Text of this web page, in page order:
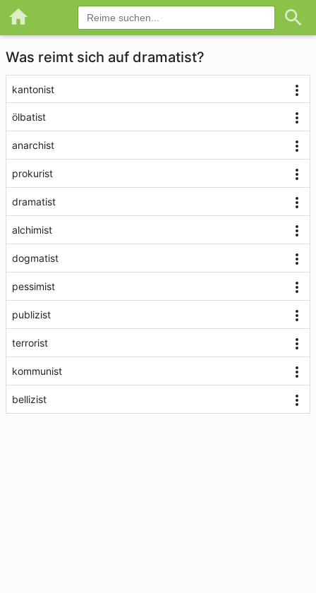
Was reimt sich auf dramatist?
kantonist
ölbatist
anarchist
prokurist
dramatist
alchimist
dogmatist
pessimist
publizist
terrorist
kommunist
bellizist